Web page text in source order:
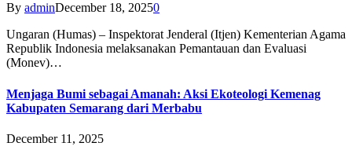
By adminDecember 18, 20250
Ungaran (Humas) – Inspektorat Jenderal (Itjen) Kementerian Agama
Republik Indonesia melaksanakan Pemantauan dan Evaluasi
(Monev)…
Menjaga Bumi sebagai Amanah: Aksi Ekoteologi Kemenag
Kabupaten Semarang dari Merbabu
December 11, 2025